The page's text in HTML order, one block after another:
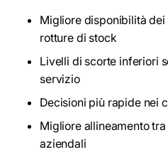
Migliore disponibilità
rotture di stock
Livelli di scorte inferiori
servizio
Decisioni più rapide nei
Migliore allineamento
aziendali